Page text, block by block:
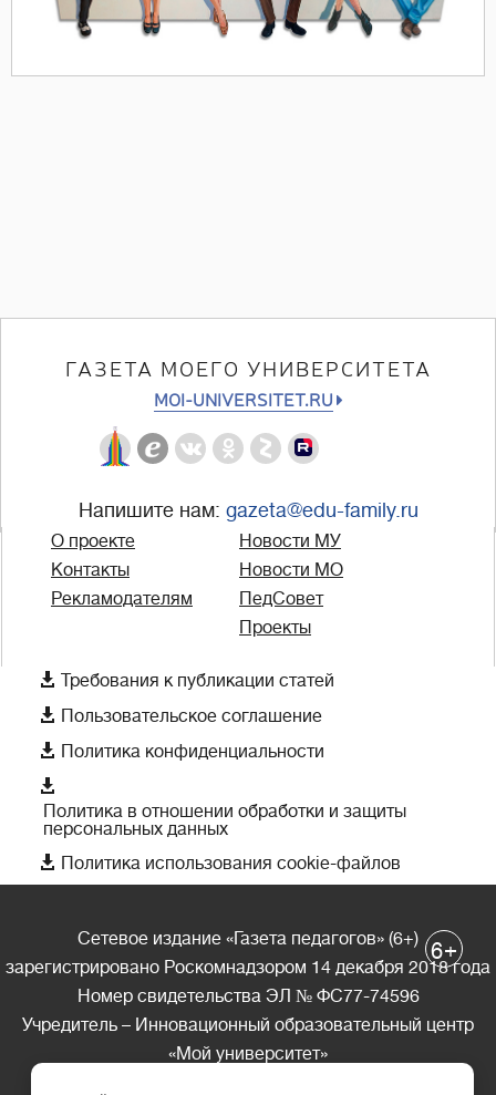
ГАЗЕТА МОЕГО УНИВЕРСИТЕТА
MOI-UNIVERSITET.RU
Напишите нам: gazeta@edu-family.ru
О проекте
Контакты
Рекламодателям
Новости МУ
Новости МО
ПедСовет
Проекты
 Требования к публикации статей
 Пользовательское соглашение
 Политика конфиденциальности

Политика в отношении обработки и защиты
персональных данных
 Политика использования cookie-файлов
Сетевое издание «Газета педагогов» (6+)
зарегистрировано Роскомнадзором 14 декабря 2018 года
Номер свидетельства ЭЛ № ФС77-74596
Учредитель – Инновационный образовательный центр
«Мой университет»
6+